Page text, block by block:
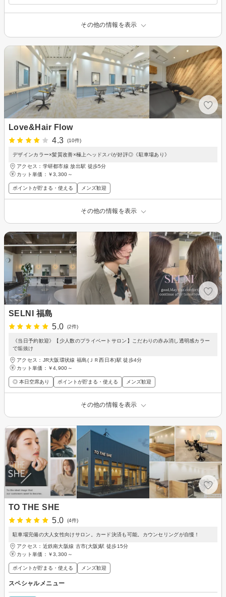
その他の情報を表示
Love&Hair Flow
4.3
(10件)
デザインカラー×髪質改善×極上ヘッドスパが好評◎《駐車場あり》
アクセス：学研都市線 放出駅 徒歩5分
カット単価： ￥3,300～
ポイントが貯まる・使える メンズ歓迎
その他の情報を表示
SELNI 福島
5.0
(2件)
《当日予約歓迎》【少人数のプライベートサロン】こだわりの赤み消し透明感カラー
で垢抜け
アクセス：JR大阪環状線 福島(ＪＲ西日本)駅 徒歩4分
カット単価： ￥4,900～
◎ 本日空席あり ポイントが貯まる・使える メンズ歓迎
その他の情報を表示
TO THE SHE
5.0
(4件)
駐車場完備の大人女性向けサロン。カード決済も可能。カウンセリングが自慢！
アクセス：近鉄南大阪線 古市(大阪)駅 徒歩15分
カット単価： ￥3,300～
ポイントが貯まる・使える メンズ歓迎
スペシャルメニュー